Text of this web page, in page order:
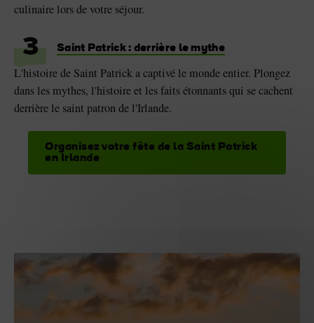
culinaire lors de votre séjour.
3 Saint Patrick : derrière le mythe
L'histoire de Saint Patrick a captivé le monde entier. Plongez
dans les mythes, l'histoire et les faits étonnants qui se cachent
derrière le saint patron de l'Irlande.
Organisez votre fête de la Saint Patrick
en Irlande